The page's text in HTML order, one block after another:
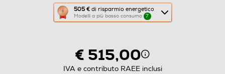
505 €di risparmio energetico
Modelli a più basso consumo 7
Questa
azione
Calcolatore
€ 515,00
IVA e contributo RAEE inclusi